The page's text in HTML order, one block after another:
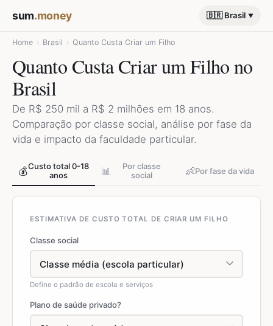
sum.money 🇧🇷 Brasil
Home › Brasil › Quanto Custa Criar um Filho
Quanto Custa Criar um Filho no
Brasil
De R$ 250 mil a R$ 2 milhões em 18 anos.
Comparação por classe social, análise por fase da
vida e impacto da faculdade particular.
💰Custo total 0-18
anos
📊
Por classe
social
👶Por fase da vida
ESTIMATIVA DE CUSTO TOTAL DE CRIAR UM FILHO
Classe social
Define o padrão de escola e serviços
Plano de saúde privado?